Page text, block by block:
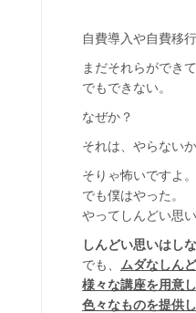
自費導入や自費移
まだそれらができ
でもできない。
なぜか？
それは、やらないか
そりゃ怖いですよ。
でも僕はやった。
やってしんどい思
しんどい思いはし
でも、 ムダなしん
様々な講座を用意
色々なものを提供